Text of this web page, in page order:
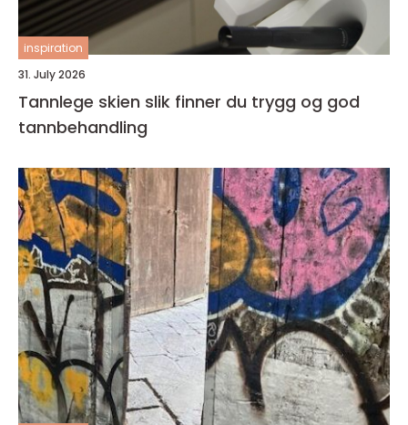
inspiration
31. July 2026
Tannlege skien slik finner du trygg og god
tannbehandling